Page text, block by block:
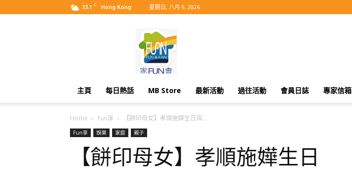
33.1 C Hong Kong 星期日, 八月 9, 2026
主頁 每日熱話 MB Store 最新活動 過往活動 會員日誌 專家信箱
Home Fun享 【餅印母女】孝順施嬅生日與...
Fun享 娛樂 家庭 親子
【餅印母女】孝順施嬅生日